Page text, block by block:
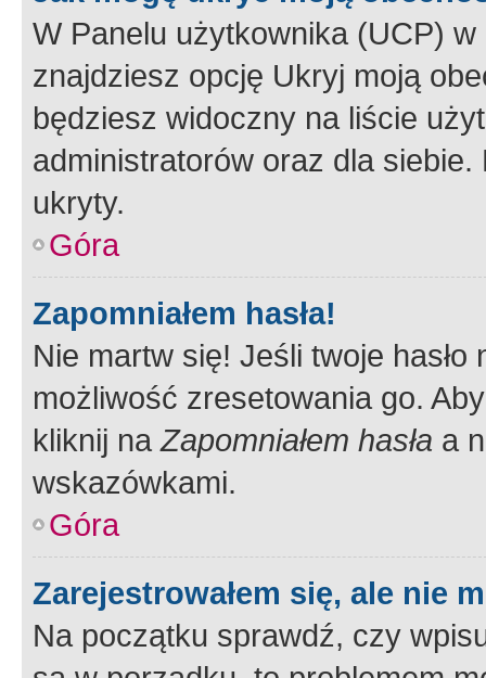
W Panelu użytkownika (UCP) w
znajdziesz opcję Ukryj moją
będziesz widoczny na liście
administratorów oraz dla
ukryty.
Góra
Zapomniałem hasła!
Nie martw się! Jeśli twoje
możliwość zresetowania go.
kliknij naZapomniałem hasła a
wskazówkami.
Góra
Zarejestrowałem się, ale nie
Na początku sprawdź, czy